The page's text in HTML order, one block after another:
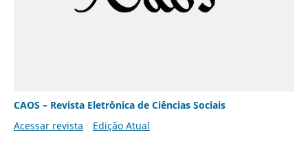
CAOS – Revista Eletrônica de Ciências Sociais
Acessar revista
Edição Atual